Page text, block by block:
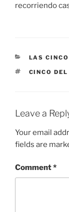
recorriendo
LAS
TAGS
CINCO
Leave a
Your email
fields are
Comment*